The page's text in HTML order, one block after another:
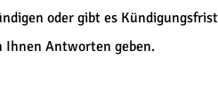
oder gibt es
Ihnen Antworten geben.